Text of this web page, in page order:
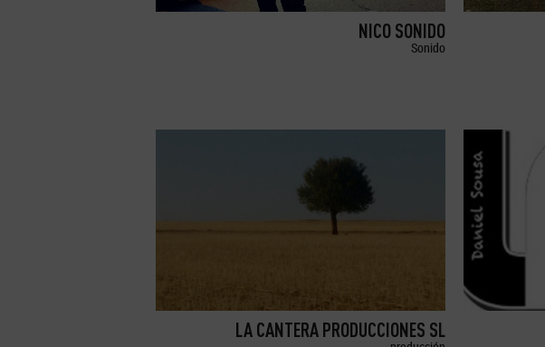
NICO SONIDO
Sonido
LA CANTERA PRODUCCIONES SL